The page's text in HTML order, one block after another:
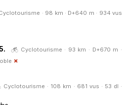
· 98 km · D+640 m · 934 vus
Cyclotourisme · 93 km · D+670 m ·
Cyclotourisme · 108 km · 681 vus · 53 dl ·